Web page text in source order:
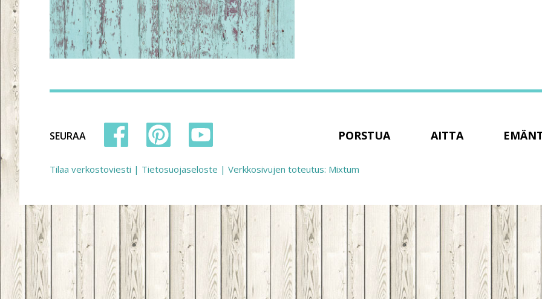
SEURAA PORSTUA AITTA
Tilaa verkostoviesti | Tietosuojaseloste | Verkkosivujen toteutus: Mixtum